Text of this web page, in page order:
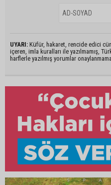
UYARI: Küfür, hakaret, rencide edici
içeren, imla kuralları ile yazılmamış,
harflerle yazılmış yorumlar